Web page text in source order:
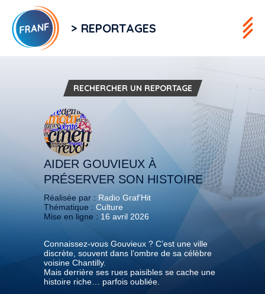
> REPORTAGES
RECHERCHER UN REPORTAGE
AIDER GOUVIEUX À
PRÉSERVER SON HISTOIRE
Réalisée par : Radio Graf’Hit
Thématique : Culture
Mise en ligne : 16 avril 2026
Connaissez-vous Gouvieux ? C’est une ville
discrète, souvent dans l’ombre de sa célèbre
voisine Chantilly.
Mais derrière ses rues paisibles se cache une
histoire riche… parfois oubliée.